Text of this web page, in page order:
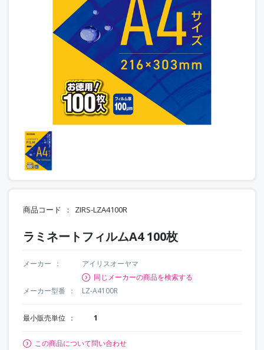
商品コード ZIRS-LZA4100R
ラミネートフィルムA4 100枚
メーカー
アイリスオーヤマ
同じメーカーの商品を検索する
メーカー型番
LZ-A4100R
最小販売単位 1
この商品について問い合わせ